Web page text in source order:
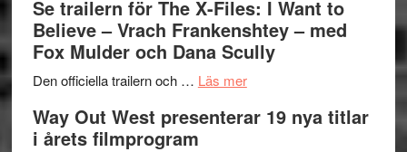
Park
–
kväll
Festival
II
Se trailern för The X-Files: I Want to
Believe – Vrach Frankenshtey – med
Fox Mulder och Dana Scully
Den officiella trailern och … Läs merom
trailern
Way Out West presenterar 19 nya titlar
i årets filmprogram